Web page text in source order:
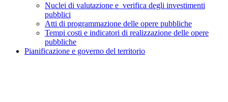
Nuclei di valutazione e verifica degli investimenti
pubblici
Atti di programmazione delle opere pubbliche
Tempi costi e indicatori di realizzazione delle opere
pubbliche
Pianificazione e governo del territorio